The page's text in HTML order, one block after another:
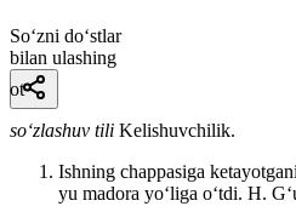
So‘zni do‘stlar
bilan ulashing
ot
so‘zlashuv tili Kelishuvchilik.
Ishning chappasiga
yu madora yoʻliga oʻtdi. H.